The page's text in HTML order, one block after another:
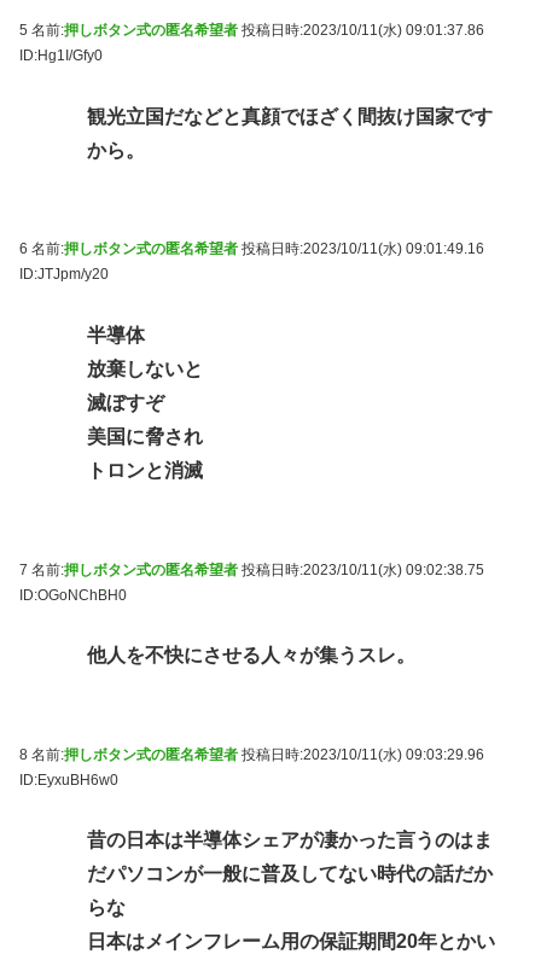
5 名前:押しボタン式の匿名希望者 投稿日時:2023/10/11(水) 09:01:37.86
ID:Hg1I/Gfy0
観光立国だなどと真顔でほざく間抜け国家です
から。
6 名前:押しボタン式の匿名希望者 投稿日時:2023/10/11(水) 09:01:49.16
ID:JTJpm/y20
半導体
放棄しないと
滅ぼすぞ
美国に脅され
トロンと消滅
7 名前:押しボタン式の匿名希望者 投稿日時:2023/10/11(水) 09:02:38.75
ID:OGoNChBH0
他人を不快にさせる人々が集うスレ。
8 名前:押しボタン式の匿名希望者 投稿日時:2023/10/11(水) 09:03:29.96
ID:EyxuBH6w0
昔の日本は半導体シェアが凄かった言うのはま
だパソコンが一般に普及してない時代の話だか
らな
日本はメインフレーム用の保証期間20年とかい